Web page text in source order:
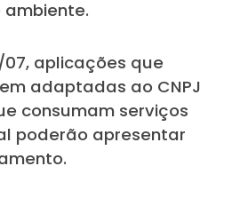
aplicações que
adaptadas ao CNPJ
consumam serviços
poderão apresentar